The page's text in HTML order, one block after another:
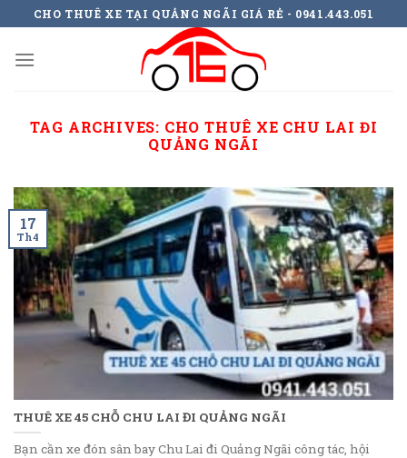
to
content
CHO THUÊ XE TẠI QUẢNG NGÃI GIÁ RẺ - 0941.443.051
TAG ARCHIVES: CHO THUÊ XE CHU LAI ĐI
QUẢNG NGÃI
THUÊ XE 45 CHỖ CHU LAI ĐI QUẢNG NGÃI
Bạn cần xe đón sân bay Chu Lai đi Quảng Ngãi công tác, hội
17
Th4